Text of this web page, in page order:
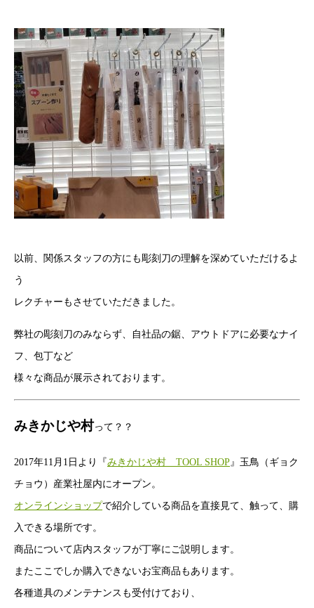
以前、関係スタッフの方にも彫刻刀の理解を深めていただけるよ
う
レクチャーもさせていただきました。
弊社の彫刻刀のみならず、自社品の鋸、アウトドアに必要なナイ
フ、包丁など
様々な商品が展示されております。
みきかじや村って？？
2017年11月1日より『みきかじや村 TOOL SHOP 』玉鳥（ギョク
チョウ）産業社屋内にオープン。
オンラインショップで紹介している商品を直接見て、触って、購
入できる場所です。
商品について店内スタッフが丁寧にご説明します。
またここでしか購入できないお宝商品もあります。
各種道具のメンテナンスも受付けており、